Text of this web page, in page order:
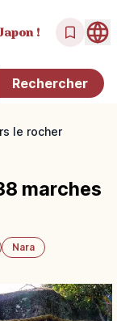
!
le rocher
marches
Nara